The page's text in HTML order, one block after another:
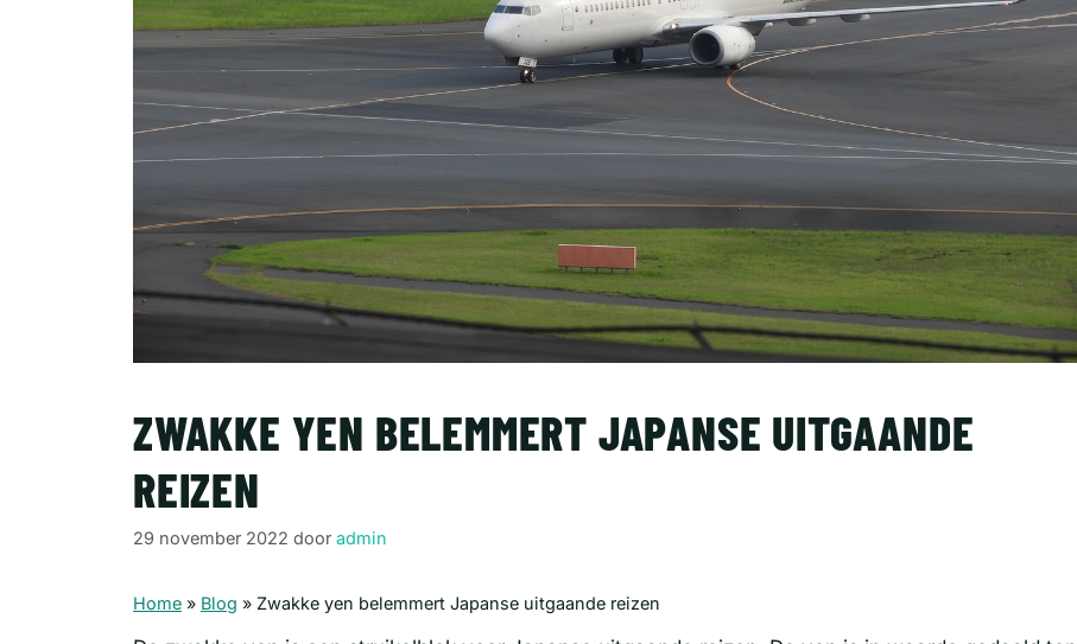
ZWAKKE YEN BELEMMERT JAPANSE UITGAANDE
REIZEN
29 november 2022 door admin
Home » Blog » Zwakke yen belemmert Japanse uitgaande reizen